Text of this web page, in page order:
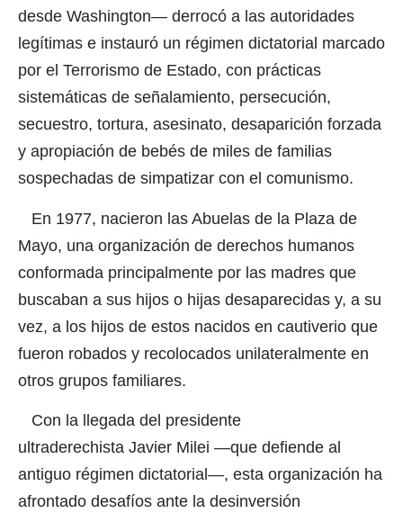
desde Washington— derrocó a las autoridades
legítimas e instauró un régimen dictatorial marcado
por el Terrorismo de Estado, con prácticas
sistemáticas de señalamiento, persecución,
secuestro, tortura, asesinato, desaparición forzada
y apropiación de bebés de miles de familias
sospechadas de simpatizar con el comunismo.
En 1977, nacieron las Abuelas de la Plaza de
Mayo, una organización de derechos humanos
conformada principalmente por las madres que
buscaban a sus hijos o hijas desaparecidas y, a su
vez, a los hijos de estos nacidos en cautiverio que
fueron robados y recolocados unilateralmente en
otros grupos familiares.
Con la llegada del presidente
ultraderechista Javier Milei —que defiende al
antiguo régimen dictatorial—, esta organización ha
afrontado desafíos ante la desinversión